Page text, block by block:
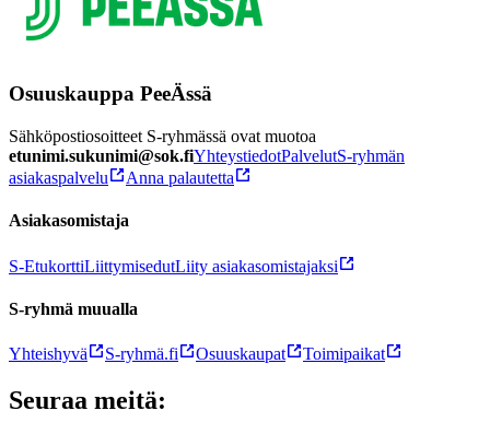
Osuuskauppa PeeÄssä
Sähköpostiosoitteet S-ryhmässä ovat muotoa
etunimi.sukunimi@sok.fiYhteystiedotPalvelutS-ryhmän
asiakaspalvelu
Anna palautetta
Asiakasomistaja
S-EtukorttiLiittymisedutLiity asiakasomistajaksi
S-ryhmä muualla
Yhteishyvä S-ryhmä.fi Osuuskaupat Toimipaikat
Seuraa meitä: